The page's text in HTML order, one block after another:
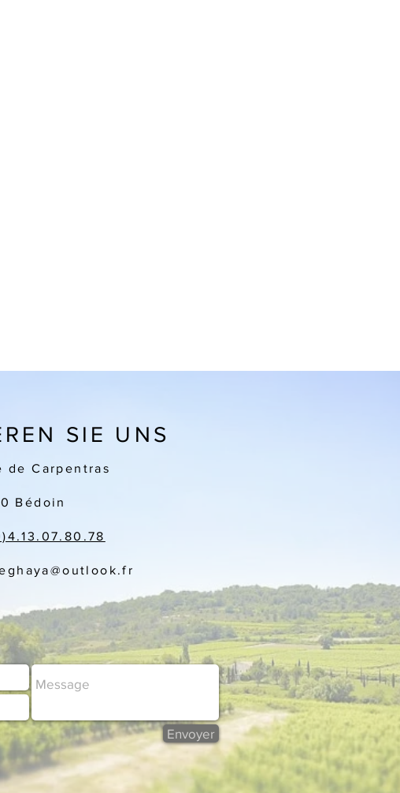
SIE UNS
de Carpentras
Bédoin
@outlook.fr
Envoyer